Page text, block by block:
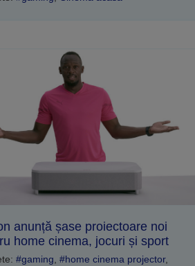
anunță șase proiectoare noi
home cinema, jocuri și sport
#gaming, #home cinema projector,